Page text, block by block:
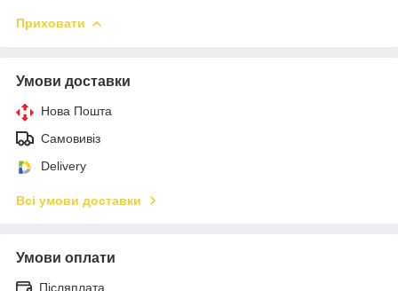
Приховати
Умови доставки
Нова Пошта
Самовивіз
Delivery
Всі умови доставки
Умови оплати
Післяплата